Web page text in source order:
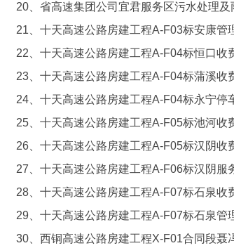
20、省高速集团公司宜君服务区污水处理
21、十天高速公路房建工程A-F03标安康管
22、十天高速公路房建工程A-F04标恒口收
23、十天高速公路房建工程A-F04标蒲溪收
24、十天高速公路房建工程A-F04标永宁停
25、十天高速公路房建工程A-F05标池河收
26、十天高速公路房建工程A-F05标汉阴收
27、十天高速公路房建工程A-F06标汉阴服
28、十天高速公路房建工程A-F07标石泉收
29、十天高速公路房建工程A-F07标石泉管
30、西铜高速公路房建工程X-F01合同段聂